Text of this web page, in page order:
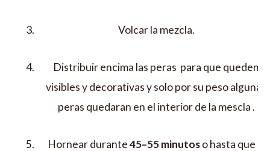
Volcar la mezcla.
Distribuir encima las peras para que queden
visibles y decorativas y solo por su peso algunas
peras quedaran en el interior de la mescla .
Hornear durante45–55 minutoso hasta que al